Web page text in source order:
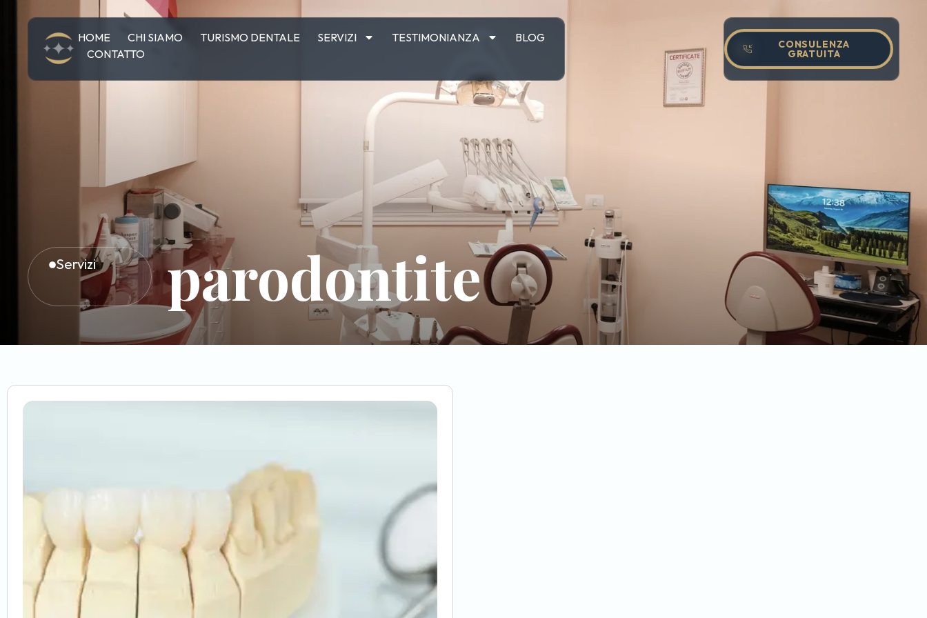
HOME CHI SIAMO TURISMO DENTALE SERVIZI TESTIMONIANZA
BLOG
CONTATTO
CONSULENZA
GRATUITA
Servizi parodontite